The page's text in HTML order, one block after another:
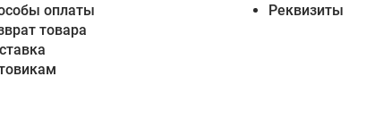
оплаты
товара
Реквизиты